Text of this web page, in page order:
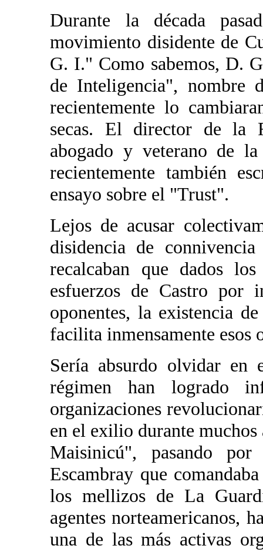
Durante la década
movimiento disidente de
G. I." Como sabemos, D.
de Inteligencia", nombre
recientemente lo
secas. El director de la
abogado y veterano de
recientemente también
ensayo sobre el "Trust".
Lejos de acusar
disidencia de
recalcaban que dados
esfuerzos de Castro
oponentes, la existencia
facilita inmensamente esos
Sería absurdo olvidar en
régimen han logrado
organizaciones
en el exilio durante
Maisinicú", pasando
Escambray que
los mellizos de La
agentes norteamericanos,
una de las más activas